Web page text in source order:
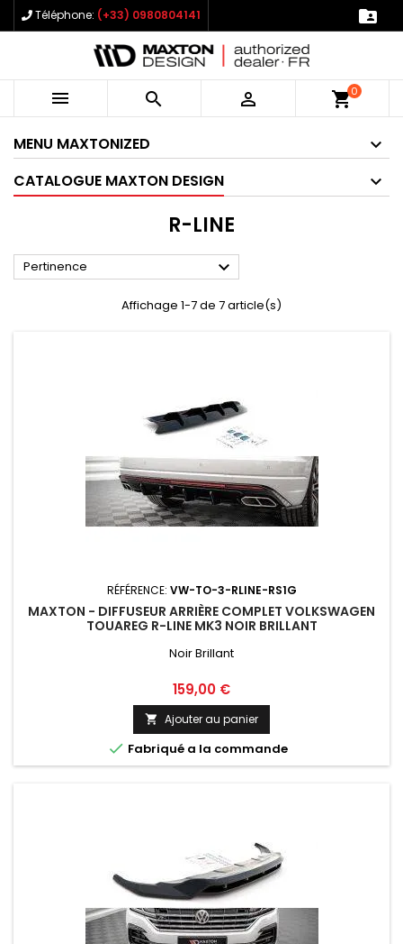
Téléphone: (+33) 0980804141 
   shopping_cart0
MENU MAXTONIZED
CATALOGUE MAXTON DESIGN
R-LINE
Pertinence 
Affichage 1-7 de 7 article(s)
RÉFÉRENCE: VW-TO-3-RLINE-RS1G
MAXTON - DIFFUSEUR ARRIÈRE COMPLET VOLKSWAGEN
TOUAREG R-LINE MK3 NOIR BRILLANT
Noir Brillant
Prix
159,00 €
 Ajouter au panier
 Fabriqué a la commande